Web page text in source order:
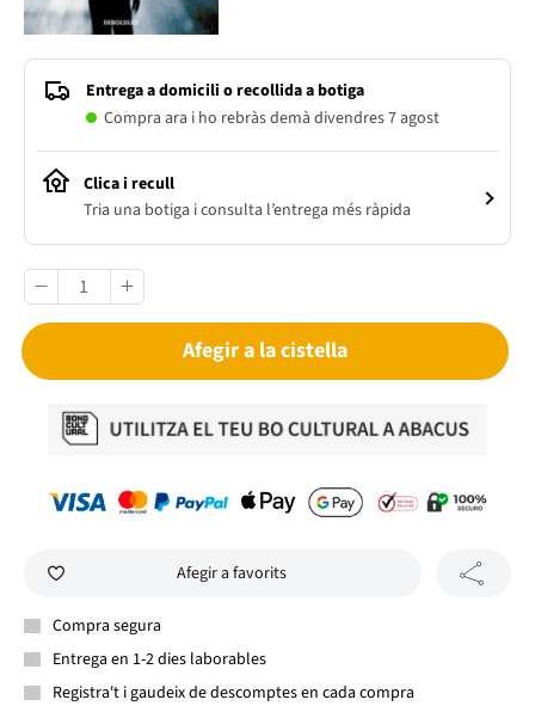
Entrega a domicili o recollida a botiga
Compra ara i ho rebràs demà divendres 7 agost
Clica i recull
Tria una botiga i consulta l’entrega més ràpida
Afegir a la cistella
Afegir a favorits
Compra segura
Entrega en 1-2 dies laborables
Registra't i gaudeix de descomptes en cada compra